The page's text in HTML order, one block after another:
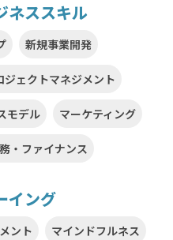
ネススキル
新規事業開発
ジェクトマネジメント
モデル マーケティング
・ファイナンス
イング
ント マインドフルネス